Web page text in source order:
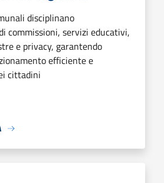
disciplinano
commissioni, servizi educativi,
e privacy, garantendo
efficiente e
cittadini